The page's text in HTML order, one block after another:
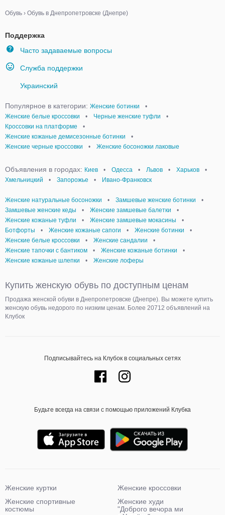
Обувь › Обувь в Днепропетровске (Днепре)
Поддержка
Часто задаваемые вопросы
Служба поддержки
Украинский
Популярное в категории: Женские ботинки
•
Женские белые кроссовки
• Черные женские туфли
•
Кроссовки на платформе
•
Женские кожаные демисезонные ботинки
•
Женские черные кроссовки
• Женские босоножки лаковые
Объявления в городах: Киев • Одесса • Львов • Харьков
•
Хмельницкий
• Запорожье • Ивано-Франковск
Женские натуральные босоножки • Замшевые женские ботинки
•
Замшевые женские кеды
• Женские замшевые балетки
•
Женские кожаные туфли
• Женские замшевые мокасины
•
Ботфорты
• Женские кожаные сапоги • Женские ботинки
•
Женские белые кроссовки
• Женские сандалии
•
Женские тапочки с бантиком
• Женские кожаные ботинки
•
Женские кожаные шлепки
• Женские лоферы
Купить женскую обувь по доступным ценам
Продажа женской обуви в Днепропетровске (Днепре). Вы можете купить
женскую обувь недорого по низким ценам. Более 20712 объявлений на
Клубок
Подписывайтесь на Клубок в социальных сетях
Будьте всегда на связи с помощью приложений Клубка
Женские куртки
Женские спортивные
костюмы
Женские кроссовки
Женские худи
"Доброго вечора ми